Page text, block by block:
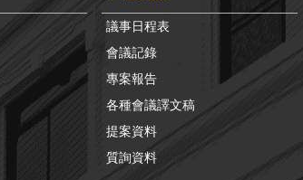
議事日程表
會議記錄
專案報告
各種會議譯文稿
提案資料
質詢資料